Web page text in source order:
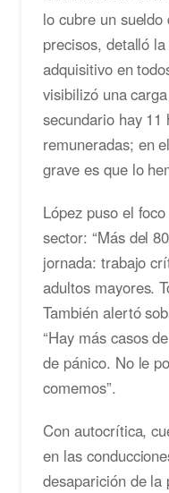
lo cubre un
precisos, detalló
adquisitivo en
visibilizó una
secundario hay 11
remuneradas; en
grave es que lo
López puso el
sector: “Más del
jornada: trabajo
adultos mayores.
También alertó
“Hay más casos
de pánico. No le
comemos”.
Con autocrítica,
en las
desaparición de la